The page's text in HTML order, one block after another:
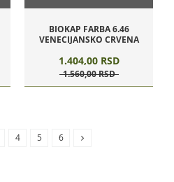
BIOKAP FARBA 6.46
VENECIJANSKO CRVENA
1.404,00 RSD
1.560,00RSD
4 5 6